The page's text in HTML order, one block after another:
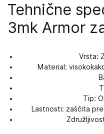
Tehnične
3mk Armor
Vrsta:
Material:
Tip:
Lastnosti: zaščita